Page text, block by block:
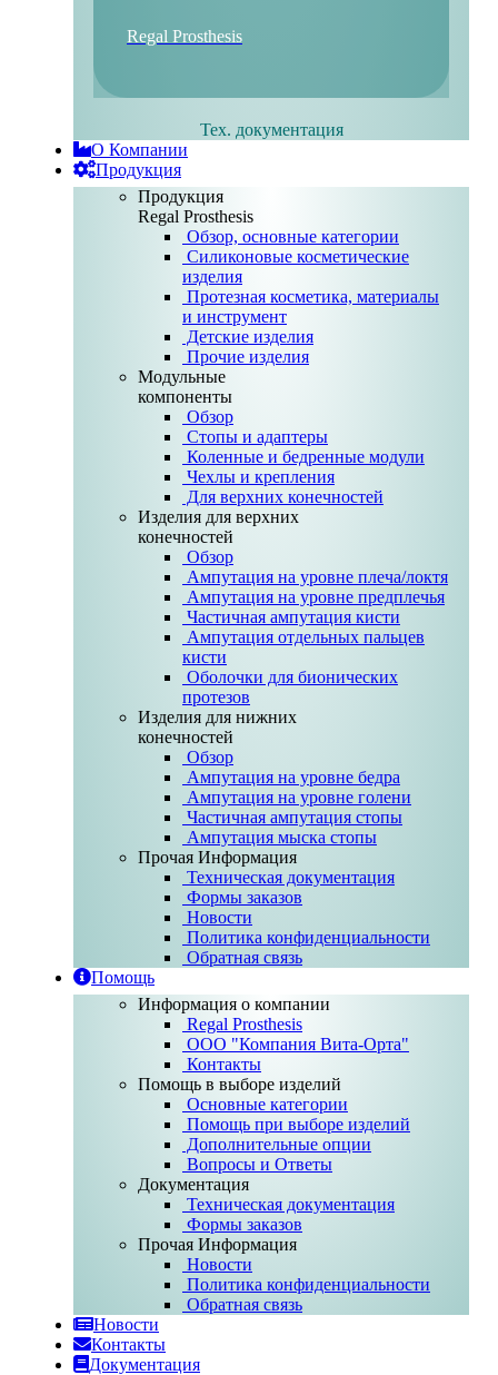
Regal Prosthesis
Тех. документация
О Компании
Продукция
Продукция
Regal Prosthesis
Обзор, основные категории
Силиконовые косметические
изделия
Протезная косметика, материалы
и инструмент
Детские изделия
Прочие изделия
Модульные
компоненты
Обзор
Стопы и адаптеры
Коленные и бедренные модули
Чехлы и крепления
Для верхних конечностей
Изделия для верхних
конечностей
Обзор
Ампутация на уровне плеча/локтя
Ампутация на уровне предплечья
Частичная ампутация кисти
Ампутация отдельных пальцев
кисти
Оболочки для бионических
протезов
Изделия для нижних
конечностей
Обзор
Ампутация на уровне бедра
Ампутация на уровне голени
Частичная ампутация стопы
Ампутация мыска стопы
Прочая Информация
Техническая документация
Формы заказов
Новости
Политика конфиденциальности
Обратная связь
Помощь
Информация о компании
Regal Prosthesis
ООО "Компания Вита-Орта"
Контакты
Помощь в выборе изделий
Основные категории
Помощь при выборе изделий
Дополнительные опции
Вопросы и Ответы
Документация
Техническая документация
Формы заказов
Прочая Информация
Новости
Политика конфиденциальности
Обратная связь
Новости
Контакты
Документация